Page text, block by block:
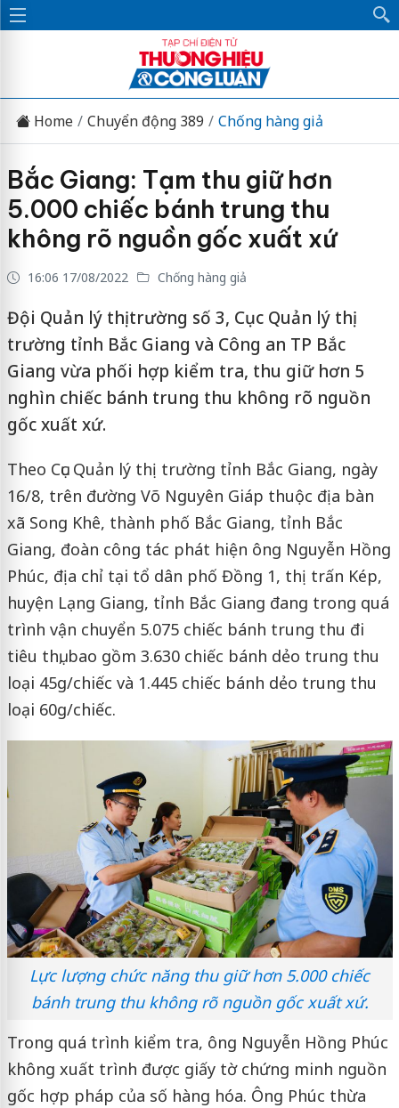
Home Chuyển động 389 Chống hàng giả
Bắc Giang: Tạm thu giữ hơn
5.000 chiếc bánh trung thu
không rõ nguồn gốc xuất xứ
16:06 17/08/2022 Chống hàng giả
Đội Quản lý thị trường số 3, Cục Quản lý thị
trường tỉnh Bắc Giang và Công an TP Bắc
Giang vừa phối hợp kiểm tra, thu giữ hơn 5
nghìn chiếc bánh trung thu không rõ nguồn
gốc xuất xứ.
Theo Cục Quản lý thị trường tỉnh Bắc Giang, ngày
16/8, trên đường Võ Nguyên Giáp thuộc địa bàn
xã Song Khê, thành phố Bắc Giang, tỉnh Bắc
Giang, đoàn công tác phát hiện ông Nguyễn Hồng
Phúc, địa chỉ tại tổ dân phố Đồng 1, thị trấn Kép,
huyện Lạng Giang, tỉnh Bắc Giang đang trong quá
trình vận chuyển 5.075 chiếc bánh trung thu đi
tiêu thụ, bao gồm 3.630 chiếc bánh dẻo trung thu
loại 45g/chiếc và 1.445 chiếc bánh dẻo trung thu
loại 60g/chiếc.
Lực lượng chức năng thu giữ hơn 5.000 chiếc
bánh trung thu không rõ nguồn gốc xuất xứ.
Trong quá trình kiểm tra, ông Nguyễn Hồng Phúc
không xuất trình được giấy tờ chứng minh nguồn
gốc hợp pháp của số hàng hóa. Ông Phúc thừa